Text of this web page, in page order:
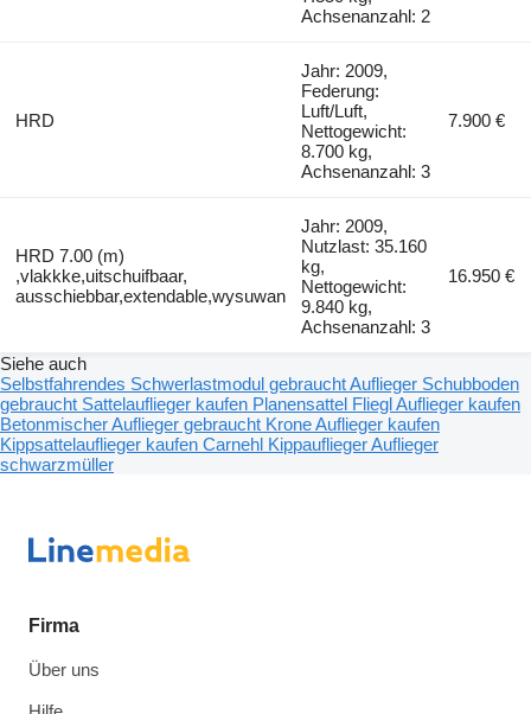
Achsenanzahl: 2
HRD
Jahr: 2009,
Federung:
Luft/Luft,
Nettogewicht:
8.700 kg,
Achsenanzahl: 3
7.900 €
HRD 7.00 (m)
,vlakkke,uitschuifbaar,
ausschiebbar,extendable,wysuwan
Jahr: 2009,
Nutzlast: 35.160
kg,
Nettogewicht:
9.840 kg,
Achsenanzahl: 3
16.950 €
Siehe auch
Selbstfahrendes Schwerlastmodul gebrauchtAuflieger Schubboden
gebraucht Sattelauflieger kaufen Planensattel Fliegl Auflieger kaufen
Betonmischer Auflieger gebraucht Krone Auflieger kaufen
Kippsattelauflieger kaufen Carnehl KippaufliegerAuflieger
schwarzmüller
Firma
Über uns